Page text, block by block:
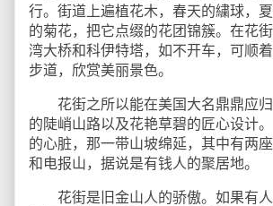
行。街道上遍植花木，春天的繍球，
的菊花，把它点缀的花团锦簇。在花
湾大桥和科伊特塔，如不开车，可顺
步道，欣赏美丽景色。
花街之所以能在美国大名鼎鼎应归
的陡峭山路以及花艳草碧的匠心设计
的心脏，那一带山坡绵延，其中有两
和电报山，据说是有钱人的聚居地。
花街是旧金山人的骄傲。如果有人